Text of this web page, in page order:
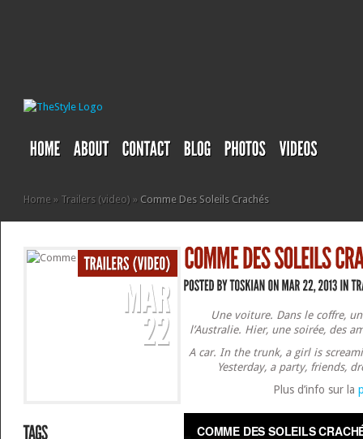
Home » Trailers (video) » Comme Des Soleils Crachés
Une voiture. Dans le coffre,
l’Australie. Hier, une soirée, des
A car. In the trunk, a girl is
Yesterday, a party, friends,
Plus d’info sur la